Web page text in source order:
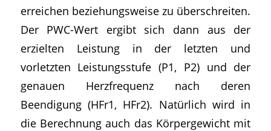
erreichen beziehungsweise zu überschreiten.
Der PWC-Wert ergibt sich dann aus der
erzielten Leistung in der letzten und
vorletzten Leistungsstufe (P1, P2) und der
genauen Herzfrequenz nach deren
Beendigung (HFr1, HFr2). Natürlich wird in
die Berechnung auch das Körpergewicht mit